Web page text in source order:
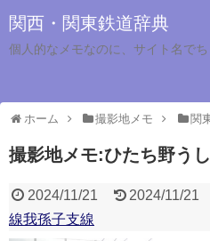
関西・関東鉄道辞典
個人的なメモなのに、サイト名で
ホーム 撮影地メモ 関
撮影地メモ:ひたち野う
2024/11/21 2024/11/21
線我孫子支線